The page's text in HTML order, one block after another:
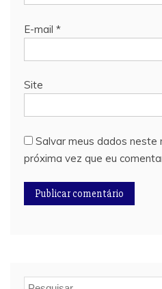
E-mail *
Site
Salvar meus dados neste
próxima vez que eu
Pesquisar